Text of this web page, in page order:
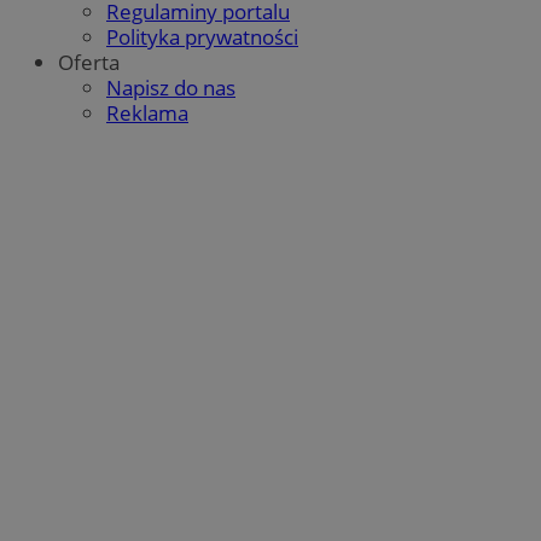
Regulaminy portalu
Polityka prywatności
Oferta
Napisz do nas
Reklama
msToken